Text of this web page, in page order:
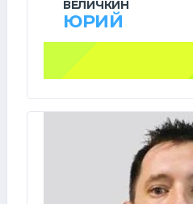
ВЕЛИЧКИН
ЮРИЙ